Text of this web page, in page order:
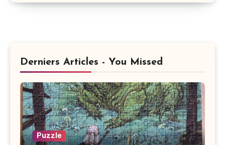
Derniers Articles - You Missed
Puzzle